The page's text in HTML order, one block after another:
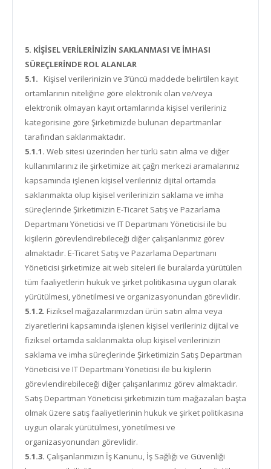
5. KİŞİSEL VERİLERİNİZİN SAKLANMASI VE İMHASI
SÜREÇLERİNDE ROL ALANLAR
5.1. Kişisel verilerinizin ve 3’üncü maddede belirtilen kayıt
ortamlarının niteliğine göre elektronik olan ve/veya
elektronik olmayan kayıt ortamlarında kişisel verileriniz
kategorisine göre Şirketimizde bulunan departmanlar
tarafından saklanmaktadır.
5.1.1. Web sitesi üzerinden her türlü satın alma ve diğer
kullanımlarınız ile şirketimize ait çağrı merkezi aramalarınız
kapsamında işlenen kişisel verileriniz dijital ortamda
saklanmakta olup kişisel verilerinizin saklama ve imha
süreçlerinde Şirketimizin E-Ticaret Satış ve Pazarlama
Departmanı Yöneticisi ve IT Departmanı Yöneticisi ile bu
kişilerin görevlendirebileceği diğer çalışanlarımız görev
almaktadır. E-Ticaret Satış ve Pazarlama Departmanı
Yöneticisi şirketimize ait web siteleri ile buralarda yürütülen
tüm faaliyetlerin hukuk ve şirket politikasına uygun olarak
yürütülmesi, yönetilmesi ve organizasyonundan görevlidir.
5.1.2. Fiziksel mağazalarımızdan ürün satın alma veya
ziyaretlerini kapsamında işlenen kişisel verileriniz dijital ve
fiziksel ortamda saklanmakta olup kişisel verilerinizin
saklama ve imha süreçlerinde Şirketimizin Satış Departman
Yöneticisi ve IT Departmanı Yöneticisi ile bu kişilerin
görevlendirebileceği diğer çalışanlarımız görev almaktadır.
Satış Departman Yöneticisi şirketimizin tüm mağazaları başta
olmak üzere satış faaliyetlerinin hukuk ve şirket politikasına
uygun olarak yürütülmesi, yönetilmesi ve
organizasyonundan görevlidir.
5.1.3. Çalışanlarımızın İş Kanunu, İş Sağlığı ve Güvenliği